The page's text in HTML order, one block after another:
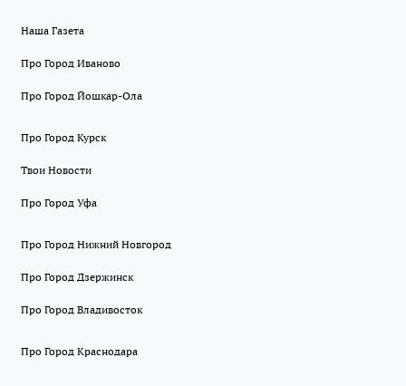
Наша Газета
Про Город Иваново
Про Город Йошкар-Ола
Про Город Курск
Твои Новости
Про Город Уфа
Про Город Нижний Новгород
Про Город Дзержинск
Про Город Владивосток
Про Город Краснодара